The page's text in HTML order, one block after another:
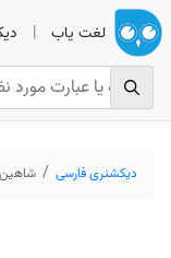
لغت یاب |
دیکشنری فارسی